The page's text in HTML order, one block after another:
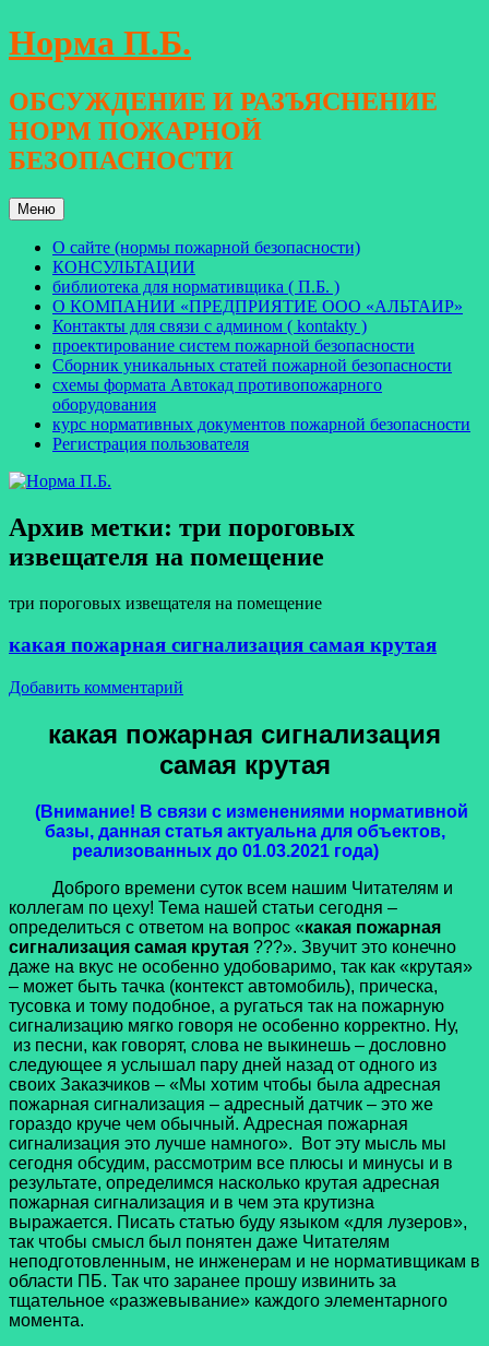
Перейти
к
Норма П.Б.
ОБСУЖДЕНИЕ И РАЗЪЯСНЕНИЕ
НОРМ ПОЖАРНОЙ
БЕЗОПАСНОСТИ
Меню
О сайте (нормы пожарной безопасности)
КОНСУЛЬТАЦИИ
библиотека для нормативщика ( П.Б. )
О КОМПАНИИ «ПРЕДПРИЯТИЕ ООО «АЛЬТАИР»
Контакты для связи с админом ( kontakty )
проектирование систем пожарной безопасности
Сборник уникальных статей пожарной безопасности
схемы формата Автокад противопожарного
оборудования
курс нормативных документов пожарной безопасности
Регистрация пользователя
Архив метки: три пороговых
извещателя на помещение
три пороговых извещателя на помещение
какая пожарная сигнализация самая крутая
Добавить комментарий
какая пожарная сигнализация
самая крутая
(Внимание! В связи с изменениями нормативной
базы, данная статья актуальна для объектов,
реализованных до 01.03.2021 года)
Доброго времени суток всем нашим Читателям и
коллегам по цеху! Тема нашей статьи сегодня –
определиться с ответом на вопрос «какая пожарная
сигнализация самая крутая ???». Звучит это конечно
даже на вкус не особенно удобоваримо, так как «крутая»
– может быть тачка (контекст автомобиль), прическа,
тусовка и тому подобное, а ругаться так на пожарную
сигнализацию мягко говоря не особенно корректно. Ну,
из песни, как говорят, слова не выкинешь – дословно
следующее я услышал пару дней назад от одного из
своих Заказчиков – «Мы хотим чтобы была адресная
пожарная сигнализация – адресный датчик – это же
гораздо круче чем обычный. Адресная пожарная
сигнализация это лучше намного». Вот эту мысль мы
сегодня обсудим, рассмотрим все плюсы и минусы и в
результате, определимся насколько крутая адресная
пожарная сигнализация и в чем эта крутизна
выражается. Писать статью буду языком «для лузеров»,
так чтобы смысл был понятен даже Читателям
неподготовленным, не инженерам и не нормативщикам в
области ПБ. Так что заранее прошу извинить за
тщательное «разжевывание» каждого элементарного
момента.